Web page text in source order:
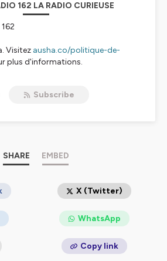
162 LA RADIO CURIEUSE
Visitez ausha.co/politique-de-
plus d'informations.
Subscribe
SHARE EMBED
X (Twitter)
WhatsApp
Copy link